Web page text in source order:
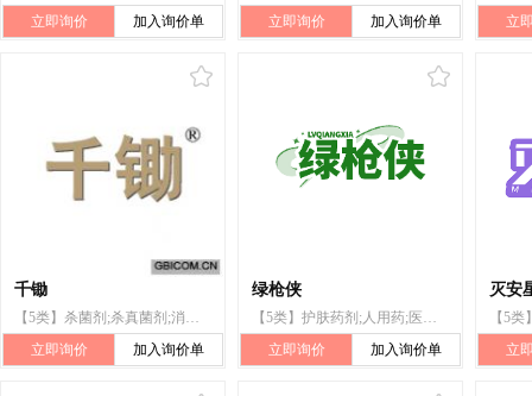
立即询价
加入询价单
立即询价
加入询价单 立
千锄
【5类】杀菌剂;杀真菌剂;消毒剂;杀害虫剂;灭鼠剂;除草剂;杀螨剂;土壤消毒剂;灭幼虫剂;兽医用药
立即询价
加入询价单
绿枪侠
【5类】护肤药剂;人用药;医用酒精;消毒剂;兽医用药;动物用洗涤剂(杀虫剂);杀虫剂;灭鼠剂;蚊香;消毒纸巾
立即询价
加入询价单
灭安
立